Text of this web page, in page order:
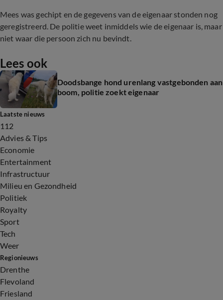
Mees was gechipt en de gegevens van de eigenaar stonden nog
geregistreerd. De politie weet inmiddels wie de eigenaar is, maar
niet waar die persoon zich nu bevindt.
Lees ook
Doodsbange hond urenlang vastgebonden aan
boom, politie zoekt eigenaar
Laatste nieuws
112
Advies & Tips
Economie
Entertainment
Infrastructuur
Milieu en Gezondheid
Politiek
Royalty
Sport
Tech
Weer
Regionieuws
Drenthe
Flevoland
Friesland